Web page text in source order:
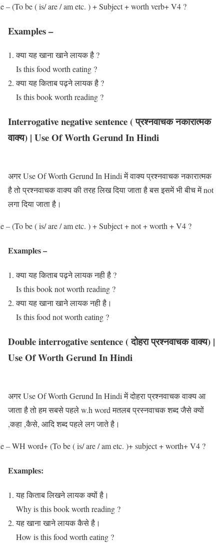
– (To be ( is/ are / am etc. ) + Subject + worth verb+ V4 ?
Examples –
क्या यह खाना खाने लायक है ?
Is this food worth eating ?
क्या यह किताब पढ़ने लायक है ?
Is this book worth reading ?
Interrogative negative sentence ( प्रश्नवाचक नकारात्मक
वाक्य) | Use Of Worth Gerund In Hindi
अगर Use Of Worth Gerund In Hindi में वाक्य प्रश्नवाचक नकारात्मक
है तो प्रश्नवाचक वाक्य की तरह लिख दिया जाता है बस इसमें भी बीच में not
लगा दिया जाता है।
– (To be ( is/ are / am etc. ) + Subject + not + worth + V4 ?
Examples –
क्या यह किताब पढ़ने लायक नही है ?
Is this book not worth reading ?
क्या यह खाना खाने लायक नही है।
Is this food not worth eating ?
Double interrogative sentence ( दोहरा प्रश्नवाचक वाक्य) |
Use Of Worth Gerund In Hindi
अगर Use Of Worth Gerund In Hindi में दोहरा प्रश्नवाचक वाक्य आ
जाता है तो हम सबसे पहले w.h word मतलब प्रस्नवाचक शब्द जैसे क्यों
,कहा ,कैसे, आदि शब्द पहले लग जाते है।
– WH word+ (To be ( is/ are / am etc. )+ subject + worth+ V4 ?
Examples:
यह किताब लिखने लायक क्यों है।
Why is this book worth reading ?
यह खाना खाने लायक कैसे है।
How is this food worth eating ?